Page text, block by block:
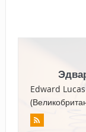
Edward